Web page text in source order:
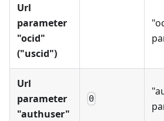
Url
parameter
"ocid"
("uscid")
Url
parameter
"authuser"
0